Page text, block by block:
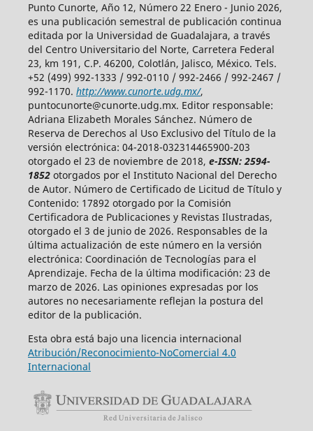
Punto Cunorte, Año 12, Número 22 Enero - Junio 2026,
es una publicación semestral de publicación continua
editada por la Universidad de Guadalajara, a través
del Centro Universitario del Norte, Carretera Federal
23, km 191, C.P. 46200, Colotlán, Jalisco, México. Tels.
+52 (499) 992-1333 / 992-0110 / 992-2466 / 992-2467 /
992-1170. http://www.cunorte.udg.mx/,
puntocunorte@cunorte.udg.mx. Editor responsable:
Adriana Elizabeth Morales Sánchez. Número de
Reserva de Derechos al Uso Exclusivo del Título de la
versión electrónica: 04-2018-032314465900-203
otorgado el 23 de noviembre de 2018, e-ISSN: 2594-
1852otorgados por el Instituto Nacional del Derecho
de Autor. Número de Certificado de Licitud de Título y
Contenido: 17892 otorgado por la Comisión
Certificadora de Publicaciones y Revistas Ilustradas,
otorgado el 3 de junio de 2026. Responsables de la
última actualización de este número en la versión
electrónica: Coordinación de Tecnologías para el
Aprendizaje. Fecha de la última modificación: 23 de
marzo de 2026. Las opiniones expresadas por los
autores no necesariamente reflejan la postura del
editor de la publicación.
Esta obra está bajo una licencia internacional
Atribución/Reconocimiento-NoComercial 4.0
Internacional